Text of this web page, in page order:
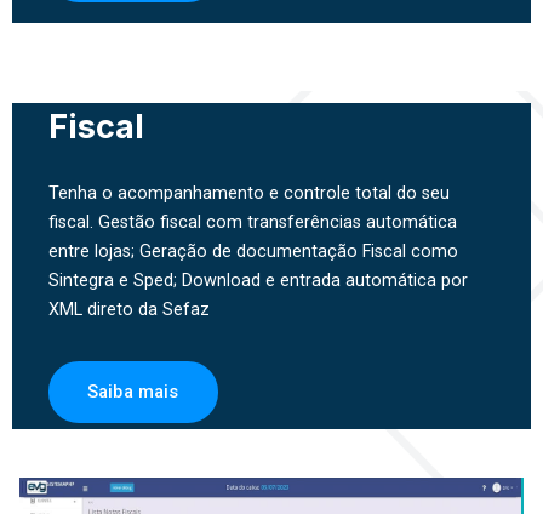
Fiscal
Tenha o acompanhamento e controle total do seu
fiscal. Gestão fiscal com transferências automática
entre lojas; Geração de documentação Fiscal como
Sintegra e Sped; Download e entrada automática por
XML direto da Sefaz
Saiba mais